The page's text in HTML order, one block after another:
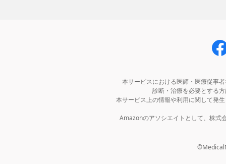
本サービスにおける医師・医療従事
診断・治療を必要とする
本サービス上の情報や利用に関して発
Amazonのアソシエイトとして、株式